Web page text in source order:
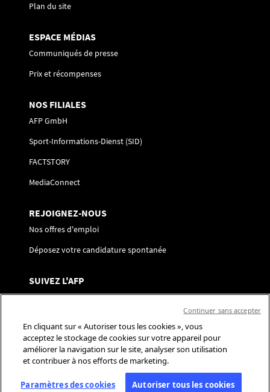
Plan du site
ESPACE MÉDIAS
Communiqués de presse
Prix et récompenses
NOS FILIALES
AFP GmbH
Sport-Informations-Dienst (SID)
FACTSTORY
MediaConnect
REJOIGNEZ-NOUS
Nos offres d'emploi
Déposez votre candidature spontanée
SUIVEZ L'AFP
Nous contacter
Réseaux sociaux
En cliquant sur « Autoriser tous les cookies », vous
acceptez le stockage de cookies sur votre appareil pour
améliorer la navigation sur le site, analyser son utilisation
et contribuer à nos efforts de marketing.
Paramètres des cookies Autoriser tous les cookies
Continuer sans accepter